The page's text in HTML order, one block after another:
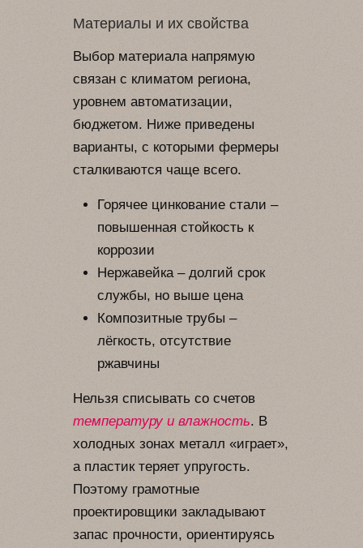
Материалы и их свойства
Выбор материала напрямую
связан с климатом региона,
уровнем автоматизации,
бюджетом. Ниже приведены
варианты, с которыми фермеры
сталкиваются чаще всего.
Горячее цинкование стали –
повышенная стойкость к
коррозии
Нержавейка – долгий срок
службы, но выше цена
Композитные трубы –
лёгкость, отсутствие
ржавчины
Нельзя списывать со счетов
температуру и влажность. В
холодных зонах металл «играет»,
а пластик теряет упругость.
Поэтому грамотные
проектировщики закладывают
запас прочности, ориентируясь